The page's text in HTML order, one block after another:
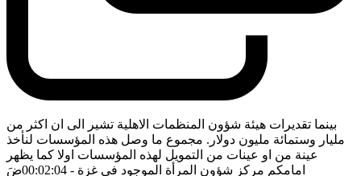
بينما تقديرات هيئة شؤون المنظمات الاهلية تشير الى ان اكثر من
مليار وستمائة مليون دولار. مجموع ما وصل هذه المؤسسات لنأخذ
عينة من او عينات من التمويل لهذه المؤسسات اولا كما يظهر
امامكم مركز شؤون المرأة الموجود في غزة - 00:02:04 ضَ